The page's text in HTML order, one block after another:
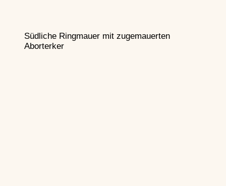
Südliche Ringmauer mit zugemauerten
Aborterker